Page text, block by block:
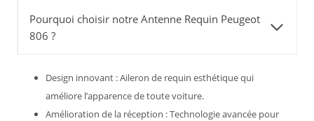
Pourquoi choisir notre Antenne Requin Peugeot
806 ?
Design innovant : Aileron de requin esthétique qui
améliore l’apparence de toute voiture.
Amélioration de la réception : Technologie avancée pour